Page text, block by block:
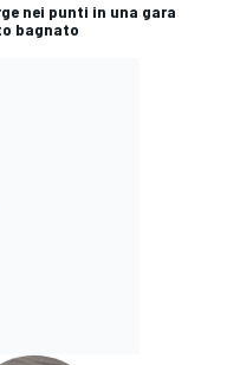
nei punti in una gara
bagnato